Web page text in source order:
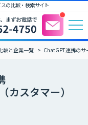
の比較・検索サイト
較と企業一覧 ChatGPT連携のサ
カスタマー）